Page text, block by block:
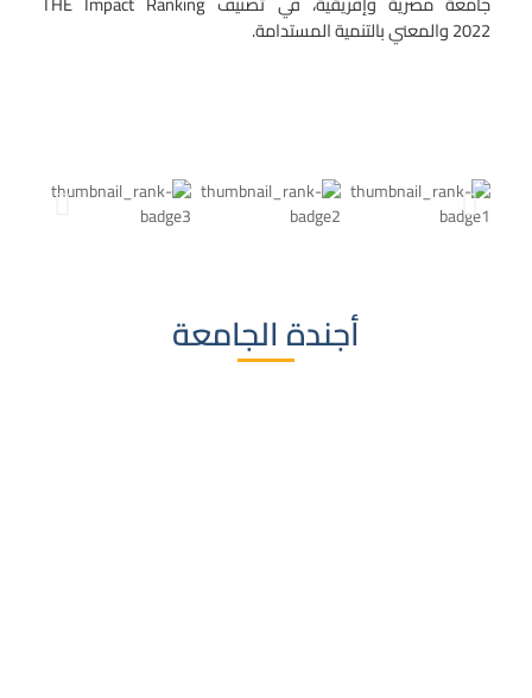
2022والمعني بالتنمية المستدامة.
أجندة الجامعة